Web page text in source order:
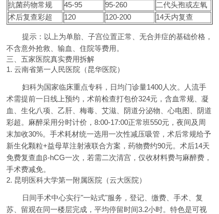
抗菌药物常规
45-95 95-260
二代头孢或左氧
术后复查彩超
120 120-200 14天内复查
提示：以上为单胎、子宫位置正常、无合并症的基础价格，
不含意外抢救、输血、住院等费用。
三、五家医院真实费用拆解
1. 云南省第一人民医院（昆华医院）
妇科为国家临床重点专科，日均门诊量1400人次。人流手
术需提前一日线上预约，术前检查打包价324元，含血常规、凝
血、生化八项、乙肝、梅毒、艾滋、阴道分泌物、心电图、阴道
彩超。麻醉采用分时计价，8:00-17:00正常班550元，夜间及周
末加收30%。手术耗材统一选用一次性减压吸管，术后常规给予
新生化颗粒+益母草注射液联合方案，药物费约90元。术后14天
免费复查血β-hCG一次，若需二次清宫，仅收材料费与麻醉费，
手术费减免。
2. 昆明医科大学第一附属医院（云大医院）
日间手术中心实行"一站式"服务，登记、缴费、手术、复
苏、留观在同一楼层完成，平均停留时间3.2小时。特色是可视